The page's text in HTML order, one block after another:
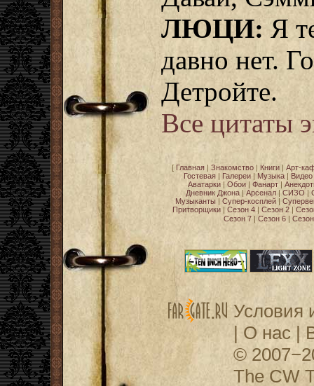
ЛЮЦИ:Я
давно нет.
Детройте.
Все цитаты
[ Главная| Знакомство| Книги| Арт-
Гостевая
Галереи Музыка Видео
Аватарки
Обои Фанарт
Дневник Джона|Арсенал| СИЗО
Музыканты
Супер-косплей
Притворщики
Сезон 4 Сезон 2
Сезон 7| Сезон 6|
Условия
| О нас|
©
The CW